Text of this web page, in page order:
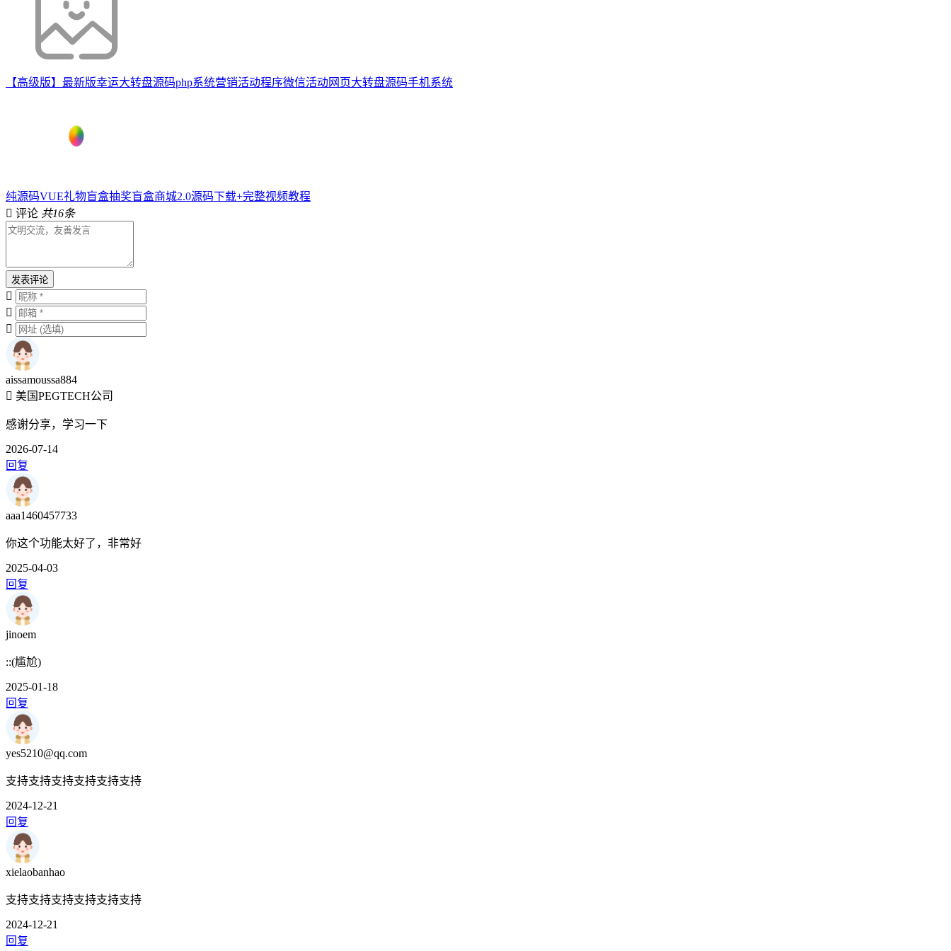
【高级版】最新版幸运大转盘源码php系统营销活动程序微信活动网页大转盘源码手机系统
纯源码VUE礼物盲盒抽奖盲盒商城2.0源码下载+完整视频教程
评论 共16条
发表评论
aissamoussa884
美国PEGTECH公司
感谢分享，学习一下
2026-07-14
回复
aaa1460457733
你这个功能太好了，非常好
2025-04-03
回复
jinoem
::(尴尬)
2025-01-18
回复
yes5210@qq.com
支持支持支持支持支持支持
2024-12-21
回复
xielaobanhao
支持支持支持支持支持支持
2024-12-21
回复